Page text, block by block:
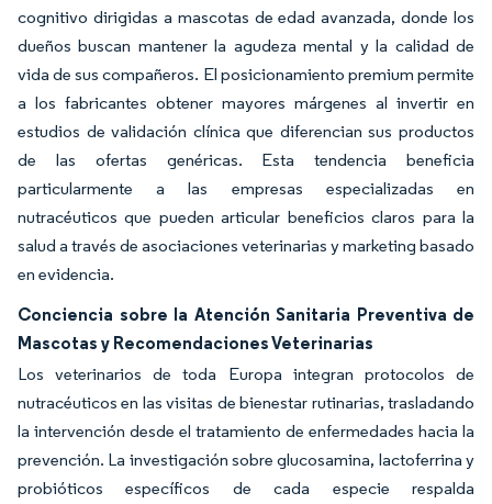
cognitivo dirigidas a mascotas de edad avanzada, donde los
dueños buscan mantener la agudeza mental y la calidad de
vida de sus compañeros. El posicionamiento premium permite
a los fabricantes obtener mayores márgenes al invertir en
estudios de validación clínica que diferencian sus productos
de las ofertas genéricas. Esta tendencia beneficia
particularmente a las empresas especializadas en
nutracéuticos que pueden articular beneficios claros para la
salud a través de asociaciones veterinarias y marketing basado
en evidencia.
Conciencia sobre la Atención Sanitaria Preventiva de
Mascotas y Recomendaciones Veterinarias
Los veterinarios de toda Europa integran protocolos de
nutracéuticos en las visitas de bienestar rutinarias, trasladando
la intervención desde el tratamiento de enfermedades hacia la
prevención. La investigación sobre glucosamina, lactoferrina y
probióticos específicos de cada especie respalda